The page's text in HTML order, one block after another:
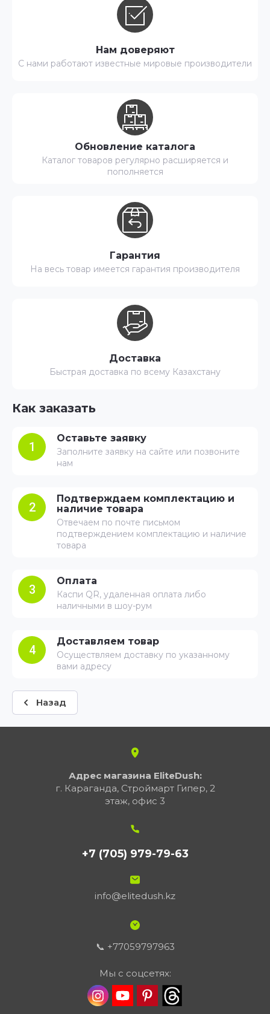
Как заказать
1
Оставьте заявку
Заполните заявку на сайте или позвоните
нам
2
Подтверждаем комплектацию и
наличие товара
Отвечаем по почте письмом
подтверждением комплектацию и наличие
товара
3
Оплата
Каспи QR, удаленная оплата либо
наличными в шоу-рум
4
Доставляем товар
Осуществляем доставку по указанному
вами адресу
Нам доверяют
С нами работают известные мировые производители
Обновление каталога
Каталог товаров регулярно расширяется и
пополняется
Гарантия
На весь товар имеется гарантия производителя
Доставка
Быстрая доставка по всему Казахстану
Назад
Адрес магазина EliteDush:
г. Караганда, Строймарт Гипер, 2
этаж, офис 3
+7 (705) 979-79-63
info@elitedush.kz
📞 +77059797963
Мы с соцсетях: